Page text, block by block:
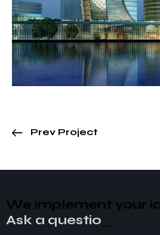
Prev Project
We implement your
Ask a question!